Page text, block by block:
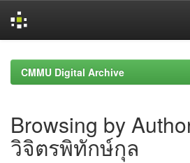
navigationCMMU Digital Archive
Browsing by
วิจิตรพิทักษ์กุล